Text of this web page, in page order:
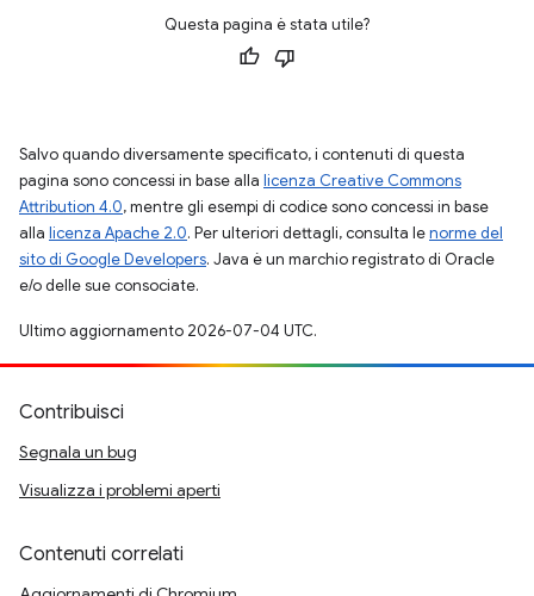
Questa pagina è stata utile?
Salvo quando diversamente specificato, i contenuti di questa
pagina sono concessi in base alla licenza Creative Commons
Attribution 4.0, mentre gli esempi di codice sono concessi in base
alla licenza Apache 2.0. Per ulteriori dettagli, consulta lenorme del
sito di Google Developers. Java è un marchio registrato di Oracle
e/o delle sue consociate.
Ultimo aggiornamento 2026-07-04 UTC.
Contribuisci
Segnala un bug
Visualizza i problemi aperti
Contenuti correlati